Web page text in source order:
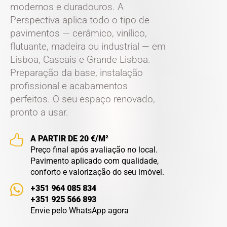
modernos e duradouros. A
Perspectiva aplica todo o tipo de
pavimentos — cerâmico, vinílico,
flutuante, madeira ou industrial — em
Lisboa, Cascais e Grande Lisboa.
Preparação da base, instalação
profissional e acabamentos
perfeitos. O seu espaço renovado,
pronto a usar.
A PARTIR DE 20 €/M²
Preço final após avaliação no local.
Pavimento aplicado com qualidade,
conforto e valorização do seu imóvel.
+351 964 085 834
+351 925 566 893
Envie pelo WhatsApp agora